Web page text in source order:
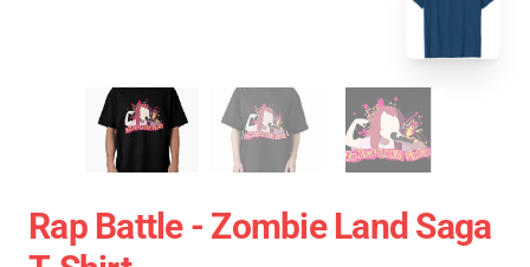
Rap Battle - Zombie Land Saga